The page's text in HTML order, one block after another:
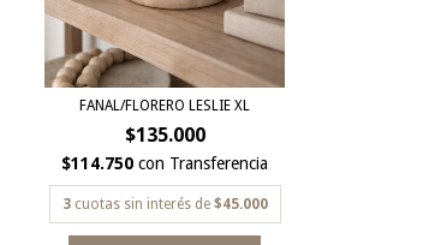
FANAL/FLORERO LESLIE XL
$135.000
$114.750con Transferencia
3 cuotas sin interés de $45.000